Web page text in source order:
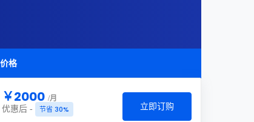
价格
￥2000 /月
优惠后 - 节省 30% 立即订购